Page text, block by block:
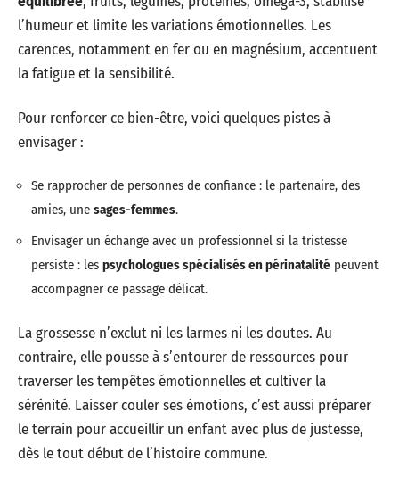
l’humeur et limite les variations émotionnelles. Les
carences, notamment en fer ou en magnésium, accentuent
la fatigue et la sensibilité.
Pour renforcer ce bien-être, voici quelques pistes à
envisager :
Se rapprocher de personnes de confiance : le partenaire, des
amies, une sages-femmes.
Envisager un échange avec un professionnel si la tristesse
persiste : les psychologues spécialisés en périnatalité peuvent
accompagner ce passage délicat.
La grossesse n’exclut ni les larmes ni les doutes. Au
contraire, elle pousse à s’entourer de ressources pour
traverser les tempêtes émotionnelles et cultiver la
sérénité. Laisser couler ses émotions, c’est aussi préparer
le terrain pour accueillir un enfant avec plus de justesse,
dès le tout début de l’histoire commune.